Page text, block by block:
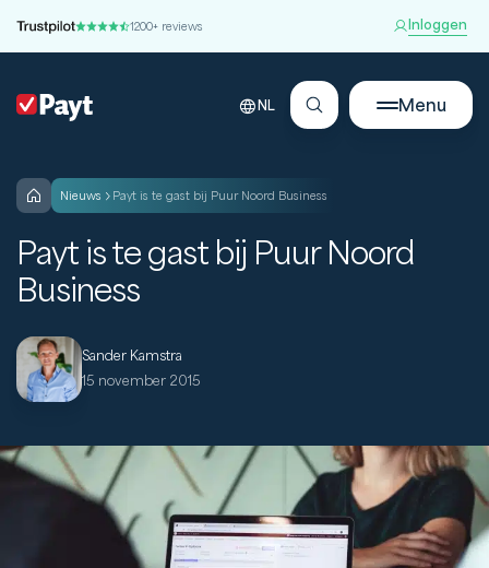
1200+ reviews Inloggen
NL Menu
nieuws Payt is te gast bij Puur Noord Business
Payt is te gast bij Puur Noord
Business
Sander Kamstra
15 november 2015